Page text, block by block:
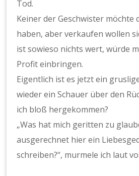
Tod.
Keiner der Geschwister möchte
haben, aber verkaufen wollen
ist sowieso nichts wert, würde
Profit einbringen.
Eigentlich ist es jetzt ein
wieder ein Schauer über den
ich bloß hergekommen?
„Was hat mich geritten zu
ausgerechnet hier ein
schreiben?“, murmele ich laut